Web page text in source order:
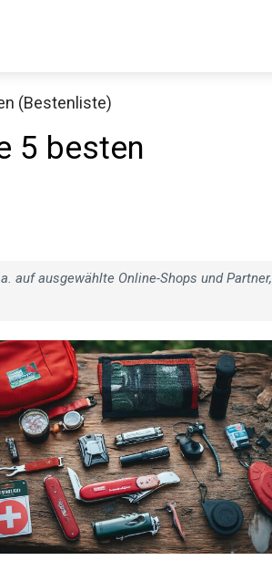
(Bestenliste)
5 besten
auf ausgewählte Online-Shops und Partner,